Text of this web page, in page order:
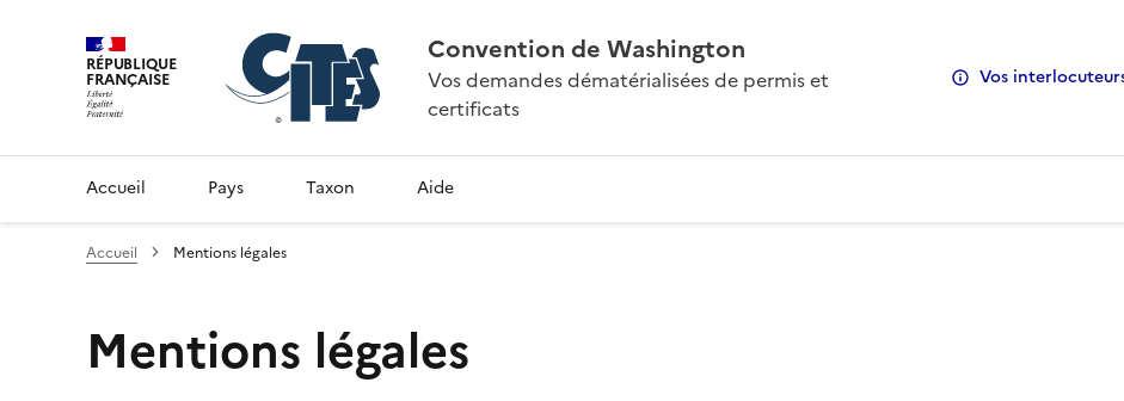
RÉPUBLIQUE
FRANÇAISE
Convention de Washington
Vos demandes dématérialisées de permis et
certificats
Vos
Accueil Pays Taxon Aide
Accueil Mentions légales
Mentions légales